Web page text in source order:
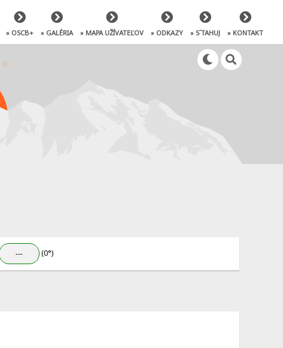
» OSCB+ » GALÉRIA » MAPA UŽÍVATEĽOV » ODKAZY » S´TAHUJ » KONTAKT
(0°)